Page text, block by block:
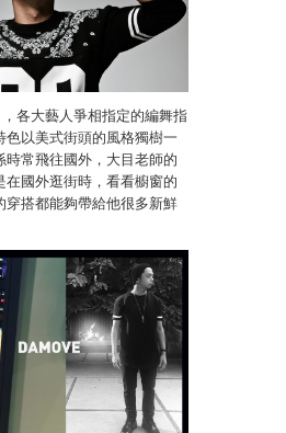
，各大藝人爭相指定的編舞指
色以美式街頭的風格獨樹一
時常飛往國外，大目老師的
在國外逛街時，看看櫥窗的
穿搭都能夠帶給他很多新鮮